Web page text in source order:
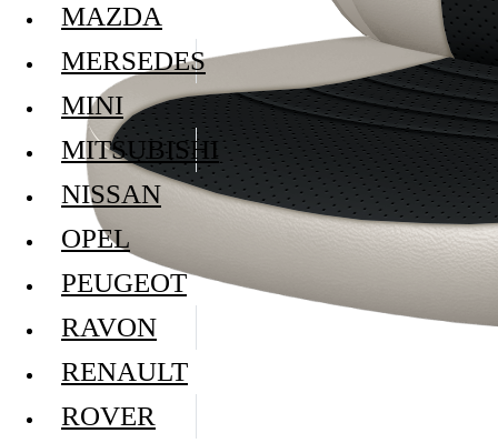
MAZDA
MERSEDES
MINI
MITSUBISHI
NISSAN
OPEL
PEUGEOT
RAVON
RENAULT
ROVER